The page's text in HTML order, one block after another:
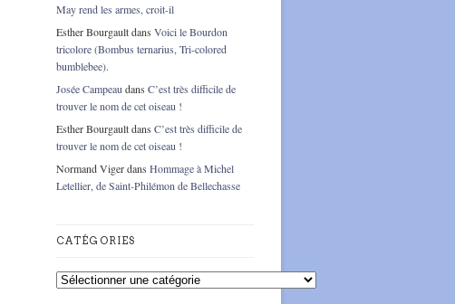
May rend les armes, croit-il
Esther Bourgaultdans Voici le Bourdon
tricolore (Bombus ternarius, Tri-colored
bumblebee).
Josée Campeau dans C’est très difficile de
trouver le nom de cet oiseau !
Esther Bourgaultdans C’est très difficile de
trouver le nom de cet oiseau !
Normand Vigerdans Hommage à Michel
Letellier, de Saint-Philémon de Bellechasse
CATÉGORIES